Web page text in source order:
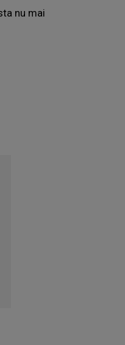
nu mai